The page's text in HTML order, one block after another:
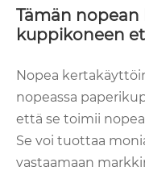
Tämän
kuppikoneen
Nopea
nopeassa
että se toimii
Se voi tuottaa
vastaamaan